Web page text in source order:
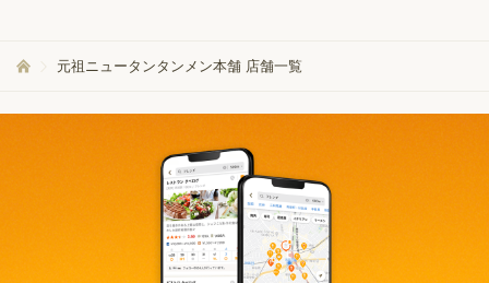
元祖ニュータンタンメン本舗 店舗一覧